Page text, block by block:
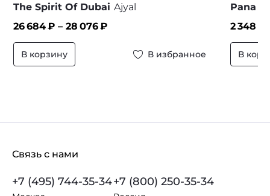
The Spirit Of Dubai Ajyal
26 684₽ – 28 076₽
В корзину В избранное
Pana
2 348
В
Связь с нами
+7 (495) 744-35-34+7 (800) 250-35-34